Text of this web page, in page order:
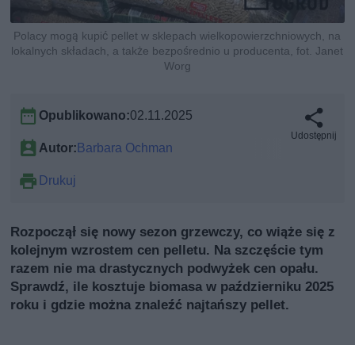
Polacy mogą kupić pellet w sklepach wielkopowierzchniowych, na
lokalnych składach, a także bezpośrednio u producenta, fot. Janet
Worg
Opublikowano:02.11.2025
Autor:Barbara Ochman
Drukuj
Udostępnij
Rozpoczął się nowy sezon grzewczy, co wiąże się z
kolejnym wzrostem cen pelletu. Na szczęście tym
razem nie ma drastycznych podwyżek cen opału.
Sprawdź, ile kosztuje biomasa w październiku 2025
roku i gdzie można znaleźć najtańszy pellet.